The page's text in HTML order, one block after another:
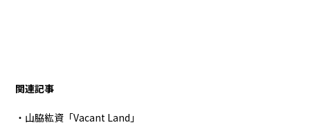
関連記事
・山脇紘資「Vacant Land」